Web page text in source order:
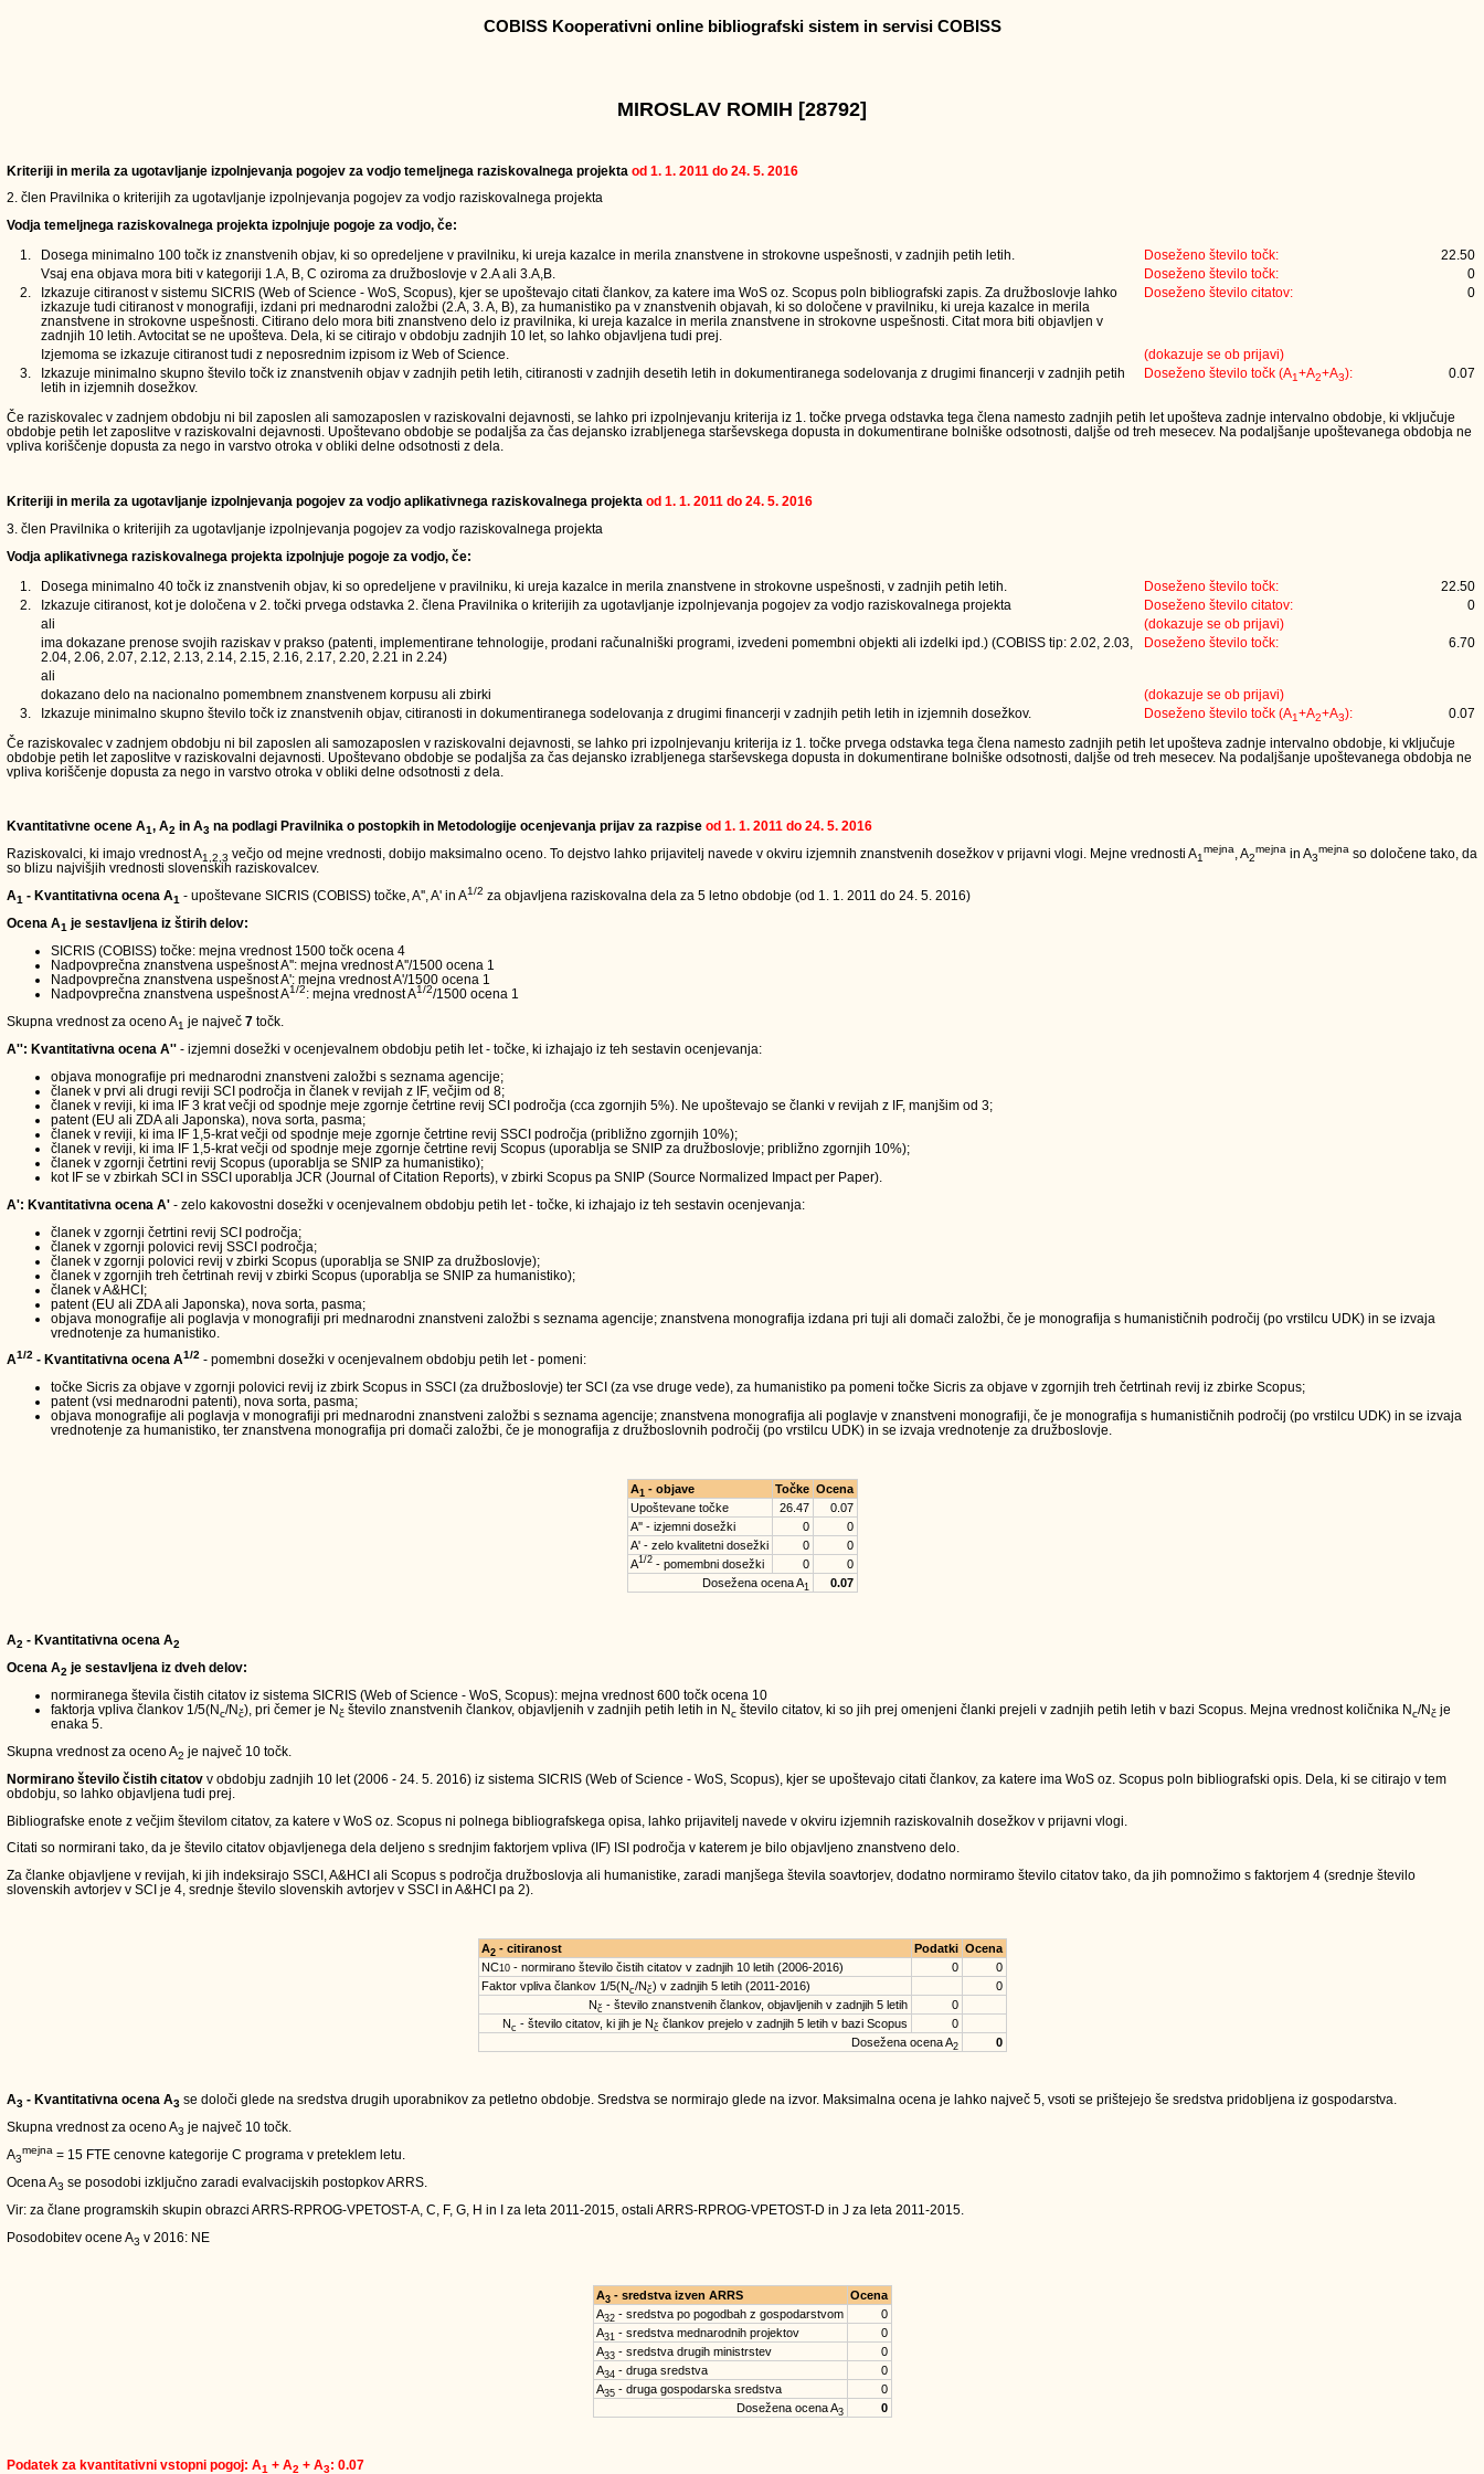
COBISS Kooperativni online bibliografski sistem in servisi COBISS
MIROSLAV ROMIH [28792]
Kriteriji in merila za ugotavljanje izpolnjevanja pogojev za vodjo temeljnega raziskovalnega projekta od 1. 1. 2011 do 24. 5. 2016
2. člen Pravilnika o kriterijih za ugotavljanje izpolnjevanja pogojev za vodjo raziskovalnega projekta
Vodja temeljnega raziskovalnega projekta izpolnjuje pogoje za vodjo, če:
1.
Dosega minimalno 100 točk iz znanstvenih objav, ki so opredeljene v pravilniku, ki ureja kazalce in merila znanstvene in strokovne uspešnosti, v zadnjih petih letih. Doseženo število točk:
22.50
Vsaj ena objava mora biti v kategoriji 1.A, B, C oziroma za družboslovje v 2.A ali 3.A,B.
Doseženo število točk:
0
2.
Izkazuje citiranost v sistemu SICRIS (Web of Science - WoS, Scopus), kjer se upoštevajo citati člankov, za katere ima WoS oz. Scopus poln bibliografski zapis. Za družboslovje lahko
izkazuje tudi citiranost v monografiji, izdani pri mednarodni založbi (2.A, 3. A, B), za humanistiko pa v znanstvenih objavah, ki so določene v pravilniku, ki ureja kazalce in merila
znanstvene in strokovne uspešnosti. Citirano delo mora biti znanstveno delo iz pravilnika, ki ureja kazalce in merila znanstvene in strokovne uspešnosti. Citat mora biti objavljen v
zadnjih 10 letih. Avtocitat se ne upošteva. Dela, ki se citirajo v obdobju zadnjih 10 let, so lahko objavljena tudi prej.
Doseženo število citatov: 0
Izjemoma se izkazuje citiranost tudi z neposrednim izpisom iz Web of Science.
(dokazuje se ob prijavi)
3.
Izkazuje minimalno skupno število točk iz znanstvenih objav v zadnjih petih letih, citiranosti v zadnjih desetih letih in dokumentiranega sodelovanja z drugimi financerji v zadnjih petih
letih in izjemnih dosežkov.
Doseženo število točk (A1+A2+A3): 0.07
Če raziskovalec v zadnjem obdobju ni bil zaposlen ali samozaposlen v raziskovalni dejavnosti, se lahko pri izpolnjevanju kriterija iz 1. točke prvega odstavka tega člena namesto zadnjih petih let upošteva zadnje intervalno obdobje, ki vključuje
obdobje petih let zaposlitve v raziskovalni dejavnosti. Upoštevano obdobje se podaljša za čas dejansko izrabljenega starševskega dopusta in dokumentirane bolniške odsotnosti, daljše od treh mesecev. Na podaljšanje upoštevanega obdobja ne
vpliva koriščenje dopusta za nego in varstvo otroka v obliki delne odsotnosti z dela.
Kriteriji in merila za ugotavljanje izpolnjevanja pogojev za vodjo aplikativnega raziskovalnega projekta od 1. 1. 2011 do 24. 5. 2016
3. člen Pravilnika o kriterijih za ugotavljanje izpolnjevanja pogojev za vodjo raziskovalnega projekta
Vodja aplikativnega raziskovalnega projekta izpolnjuje pogoje za vodjo, če:
1.
Dosega minimalno 40 točk iz znanstvenih objav, ki so opredeljene v pravilniku, ki ureja kazalce in merila znanstvene in strokovne uspešnosti, v zadnjih petih letih. Doseženo število točk:
22.50
2.
Izkazuje citiranost, kot je določena v 2. točki prvega odstavka 2. člena Pravilnika o kriterijih za ugotavljanje izpolnjevanja pogojev za vodjo raziskovalnega projekta Doseženo število citatov:
0
ali
(dokazuje se ob prijavi)
ima dokazane prenose svojih raziskav v prakso (patenti, implementirane tehnologije, prodani računalniški programi, izvedeni pomembni objekti ali izdelki ipd.) (COBISS tip: 2.02, 2.03,
2.04, 2.06, 2.07, 2.12, 2.13, 2.14, 2.15, 2.16, 2.17, 2.20, 2.21 in 2.24)
Doseženo število točk: 6.70
ali
dokazano delo na nacionalno pomembnem znanstvenem korpusu ali zbirki
(dokazuje se ob prijavi)
3.
Izkazuje minimalno skupno število točk iz znanstvenih objav, citiranosti in dokumentiranega sodelovanja z drugimi financerji v zadnjih petih letih in izjemnih dosežkov. Doseženo število točk (A1+A2+A3):
0.07
Če raziskovalec v zadnjem obdobju ni bil zaposlen ali samozaposlen v raziskovalni dejavnosti, se lahko pri izpolnjevanju kriterija iz 1. točke prvega odstavka tega člena namesto zadnjih petih let upošteva zadnje intervalno obdobje, ki vključuje
obdobje petih let zaposlitve v raziskovalni dejavnosti. Upoštevano obdobje se podaljša za čas dejansko izrabljenega starševskega dopusta in dokumentirane bolniške odsotnosti, daljše od treh mesecev. Na podaljšanje upoštevanega obdobja ne
vpliva koriščenje dopusta za nego in varstvo otroka v obliki delne odsotnosti z dela.
Kvantitativne ocene A1, A2 in A3 na podlagi Pravilnika o postopkih in Metodologije ocenjevanja prijav za razpise od 1. 1. 2011 do 24. 5. 2016
Raziskovalci, ki imajo vrednost A1,2,3 večjo od mejne vrednosti, dobijo maksimalno oceno. To dejstvo lahko prijavitelj navede v okviru izjemnih znanstvenih dosežkov v prijavni vlogi. Mejne vrednosti A1
mejna, A2
mejna in A3
mejna so določene tako, da
so blizu najvišjih vrednosti slovenskih raziskovalcev.
A1 - Kvantitativna ocena A1 - upoštevane SICRIS (COBISS) točke, A'', A' in A1/2 za objavljena raziskovalna dela za 5 letno obdobje (od 1. 1. 2011 do 24. 5. 2016)
Ocena A1 je sestavljena iz štirih delov:
SICRIS (COBISS) točke: mejna vrednost 1500 točk ocena 4
Nadpovprečna znanstvena uspešnost A'': mejna vrednost A''/1500 ocena 1
Nadpovprečna znanstvena uspešnost A': mejna vrednost A'/1500 ocena 1
Nadpovprečna znanstvena uspešnost A1/2: mejna vrednost A1/2/1500 ocena 1
Skupna vrednost za oceno A1 je največ 7 točk.
A'': Kvantitativna ocena A'' - izjemni dosežki v ocenjevalnem obdobju petih let - točke, ki izhajajo iz teh sestavin ocenjevanja:
objava monografije pri mednarodni znanstveni založbi s seznama agencije;
članek v prvi ali drugi reviji SCI področja in članek v revijah z IF, večjim od 8;
članek v reviji, ki ima IF 3 krat večji od spodnje meje zgornje četrtine revij SCI področja (cca zgornjih 5%). Ne upoštevajo se članki v revijah z IF, manjšim od 3;
patent (EU ali ZDA ali Japonska), nova sorta, pasma;
članek v reviji, ki ima IF 1,5-krat večji od spodnje meje zgornje četrtine revij SSCI področja (približno zgornjih 10%);
članek v reviji, ki ima IF 1,5-krat večji od spodnje meje zgornje četrtine revij Scopus (uporablja se SNIP za družboslovje; približno zgornjih 10%);
članek v zgornji četrtini revij Scopus (uporablja se SNIP za humanistiko);
kot IF se v zbirkah SCI in SSCI uporablja JCR (Journal of Citation Reports), v zbirki Scopus pa SNIP (Source Normalized Impact per Paper).
A': Kvantitativna ocena A' - zelo kakovostni dosežki v ocenjevalnem obdobju petih let - točke, ki izhajajo iz teh sestavin ocenjevanja:
članek v zgornji četrtini revij SCI področja;
članek v zgornji polovici revij SSCI področja;
članek v zgornji polovici revij v zbirki Scopus (uporablja se SNIP za družboslovje);
članek v zgornjih treh četrtinah revij v zbirki Scopus (uporablja se SNIP za humanistiko);
članek v A&HCI;
patent (EU ali ZDA ali Japonska), nova sorta, pasma;
objava monografije ali poglavja v monografiji pri mednarodni znanstveni založbi s seznama agencije; znanstvena monografija izdana pri tuji ali domači založbi, če je monografija s humanističnih področij (po vrstilcu UDK) in se izvaja
vrednotenje za humanistiko.
A1/2 - Kvantitativna ocena A1/2 - pomembni dosežki v ocenjevalnem obdobju petih let - pomeni:
točke Sicris za objave v zgornji polovici revij iz zbirk Scopus in SSCI (za družboslovje) ter SCI (za vse druge vede), za humanistiko pa pomeni točke Sicris za objave v zgornjih treh četrtinah revij iz zbirke Scopus;
patent (vsi mednarodni patenti), nova sorta, pasma;
objava monografije ali poglavja v monografiji pri mednarodni znanstveni založbi s seznama agencije; znanstvena monografija ali poglavje v znanstveni monografiji, če je monografija s humanističnih področij (po vrstilcu UDK) in se izvaja
vrednotenje za humanistiko, ter znanstvena monografija pri domači založbi, če je monografija z družboslovnih področij (po vrstilcu UDK) in se izvaja vrednotenje za družboslovje.
A1 - objave Točke Ocena
Upoštevane točke
26.47
0.07
A'' - izjemni dosežki
0
0
A' - zelo kvalitetni dosežki
0
0
A1/2- pomembni dosežki 0
0
Dosežena ocena A1 0.07
A2 - Kvantitativna ocena A2
Ocena A2 je sestavljena iz dveh delov:
normiranega števila čistih citatov iz sistema SICRIS (Web of Science - WoS, Scopus): mejna vrednost 600 točk ocena 10
faktorja vpliva člankov 1/5(Nc/Nč), pri čemer je Nč število znanstvenih člankov, objavljenih v zadnjih petih letih in Nc število citatov, ki so jih prej omenjeni članki prejeli v zadnjih petih letih v bazi Scopus. Mejna vrednost količnika Nc/Nč je
enaka 5.
Skupna vrednost za oceno A2 je največ 10 točk.
Normirano število čistih citatov v obdobju zadnjih 10 let (2006 - 24. 5. 2016) iz sistema SICRIS (Web of Science - WoS, Scopus), kjer se upoštevajo citati člankov, za katere ima WoS oz. Scopus poln bibliografski opis. Dela, ki se citirajo v tem
obdobju, so lahko objavljena tudi prej.
Bibliografske enote z večjim številom citatov, za katere v WoS oz. Scopus ni polnega bibliografskega opisa, lahko prijavitelj navede v okviru izjemnih raziskovalnih dosežkov v prijavni vlogi.
Citati so normirani tako, da je število citatov objavljenega dela deljeno s srednjim faktorjem vpliva (IF) ISI področja v katerem je bilo objavljeno znanstveno delo.
Za članke objavljene v revijah, ki jih indeksirajo SSCI, A&HCI ali Scopus s področja družboslovja ali humanistike, zaradi manjšega števila soavtorjev, dodatno normiramo število citatov tako, da jih pomnožimo s faktorjem 4 (srednje število
slovenskih avtorjev v SCI je 4, srednje število slovenskih avtorjev v SSCI in A&HCI pa 2).
A2- citiranost Podatki Ocena
NC10- normirano število čistih citatov v zadnjih 10 letih (2006-2016) 0
0
Faktor vpliva člankov 1/5(Nc/Nč) v zadnjih 5 letih (2011-2016)
0
Nč - število znanstvenih člankov, objavljenih v zadnjih 5 letih
0
Nc - število citatov, ki jih je Nč člankov prejelo v zadnjih 5 letih v bazi Scopus
0
Dosežena ocena A2 0
A3 - Kvantitativna ocena A3 se določi glede na sredstva drugih uporabnikov za petletno obdobje. Sredstva se normirajo glede na izvor. Maksimalna ocena je lahko največ 5, vsoti se prištejejo še sredstva pridobljena iz gospodarstva.
Skupna vrednost za oceno A3 je največ 10 točk.
A3
mejna = 15 FTE cenovne kategorije C programa v preteklem letu.
Ocena A3 se posodobi izključno zaradi evalvacijskih postopkov ARRS.
Vir: za člane programskih skupin obrazci ARRS-RPROG-VPETOST-A, C, F, G, H in I za leta 2011-2015, ostali ARRS-RPROG-VPETOST-D in J za leta 2011-2015.
Posodobitev ocene A3 v 2016: NE
A3- sredstva izven ARRS
Ocena
A32- sredstva po pogodbah z gospodarstvom
0
A31 - sredstva mednarodnih projektov
0
A33- sredstva drugih ministrstev
0
A34 - druga sredstva
0
A35- druga gospodarska sredstva
0
Dosežena ocena A3 0
Podatek za kvantitativni vstopni pogoj: A1 + A2 + A3: 0.07